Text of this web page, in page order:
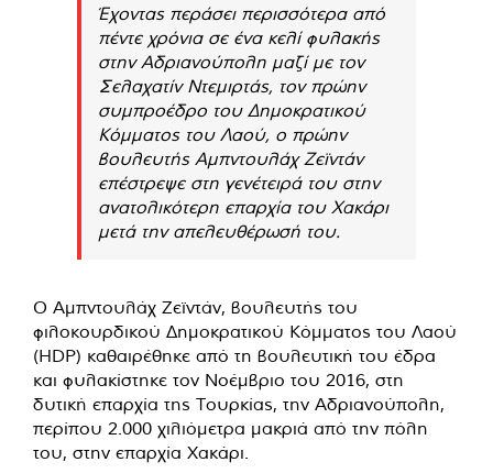
Έχοντας περάσει περισσότερα από
πέντε χρόνια σε ένα κελί φυλακής
στην Αδριανούπολη μαζί με τον
Σελαχατίν Ντεμιρτάς, τον πρώην
συμπροέδρο του Δημοκρατικού
Κόμματος του Λαού, ο πρώην
βουλευτής Αμπντουλάχ Ζεϊντάν
επέστρεψε στη γενέτειρά του στην
ανατολικότερη επαρχία του Χακάρι
μετά την απελευθέρωσή του.
Ο Αμπντουλάχ Ζεϊντάν, βουλευτής του
φιλοκουρδικού Δημοκρατικού Κόμματος του Λαού
(HDP) καθαιρέθηκε από τη βουλευτική του έδρα
και φυλακίστηκε τον Νοέμβριο του 2016, στη
δυτική επαρχία της Τουρκίας, την Αδριανούπολη,
περίπου 2.000 χιλιόμετρα μακριά από την πόλη
του, στην επαρχία Χακάρι.